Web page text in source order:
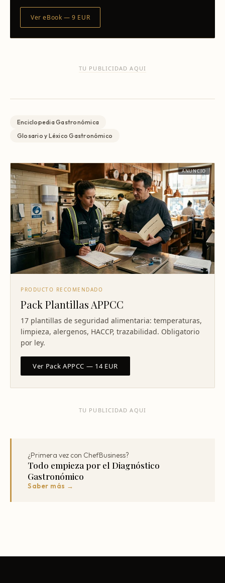
Ver eBook — 9 EUR
TU PUBLICIDAD AQUI
Enciclopedia Gastronómica
Glosario y Léxico Gastronómico
ANUNCIO
PRODUCTO RECOMENDADO
Pack Plantillas APPCC
17 plantillas de seguridad alimentaria: temperaturas,
limpieza, alergenos, HACCP, trazabilidad. Obligatorio
por ley.
Ver Pack APPCC — 14 EUR
TU PUBLICIDAD AQUI
¿Primera vez con ChefBusiness?
Todo empieza por el Diagnóstico
Gastronómico
Saber más →